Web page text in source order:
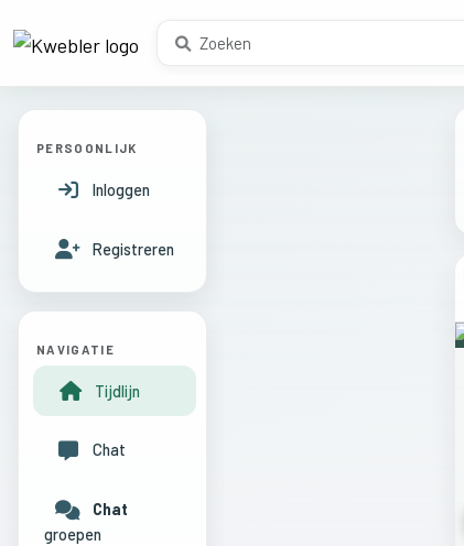
PERSOONLIJK
Inloggen
Registreren
NAVIGATIE
Tijdlijn
Chat
Chat
groepen